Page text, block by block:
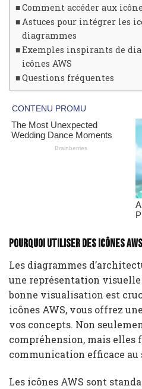
Comment accéder aux
Astuces pour intégrer les
diagrammes
Exemples inspirants de
icônes AWS
Questions fréquentes
Pourquoi utiliser des icônes
Les diagrammes
une représentation visuelle
bonne visualisation est
icônes AWS, vous offrez
vos concepts. Non
compréhension, mais
communication efficace au
Les icônes AWS sont